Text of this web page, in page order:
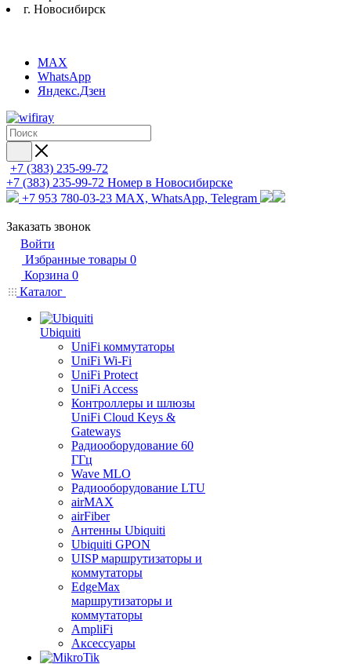
г. Новосибирск
MAX
WhatsApp
Яндекс.Дзен
+7 (383) 235-99-72
+7 (383) 235-99-72 Номер в Новосибирске
+7 953 780-03-23 MAX, WhatsApp, Telegram
Заказать звонок
Войти
Избранные товары 0
Корзина 0
Каталог
Ubiquiti
UniFi коммутаторы
UniFi Wi-Fi
UniFi Protect
UniFi Access
Контроллеры и шлюзы
UniFi Cloud Keys &
Gateways
Радиооборудование 60
ГГц
Wave MLO
Радиооборудование LTU
airMAX
airFiber
Антенны Ubiquiti
Ubiquiti GPON
UISP маршрутизаторы и
коммутаторы
EdgeMax
маршрутизаторы и
коммутаторы
AmpliFi
Аксессуары